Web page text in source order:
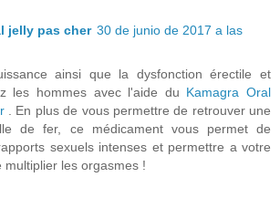
jelly pas cher 30 de junio de 2017 a las
ainsi que la dysfonction érectile et
les hommes avec l'aide du Kamagra Oral
. En plus de vous permettre de retrouver une
de fer, ce médicament vous permet de
sexuels intenses et permettre a votre
multiplier les orgasmes !